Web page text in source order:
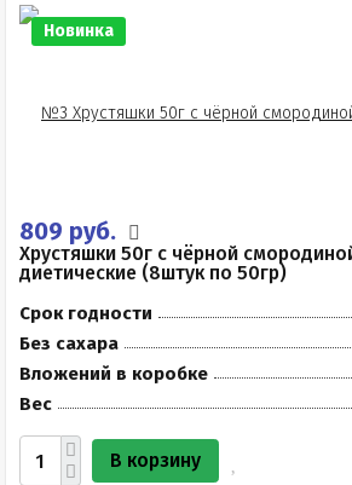
Новинка
809 руб.
Хрустяшки 50г с чёрной
диетические (8штук по 50гр)
Срок годности
Без сахара
Вложений в коробке
Вес
В корзину